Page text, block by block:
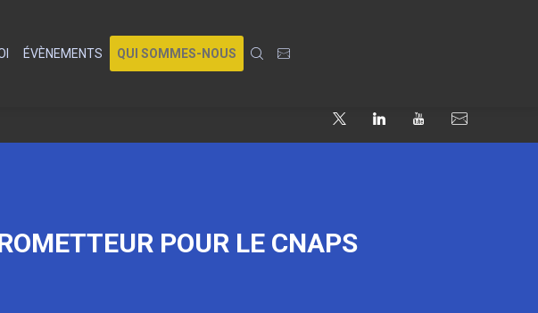
ÉVÈNEMENTS QUI SOMMES-NOUS
POUR LE CNAPS